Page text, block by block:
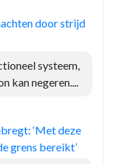
door strijd
systeem,
negeren....
‘Met deze
grens bereikt’